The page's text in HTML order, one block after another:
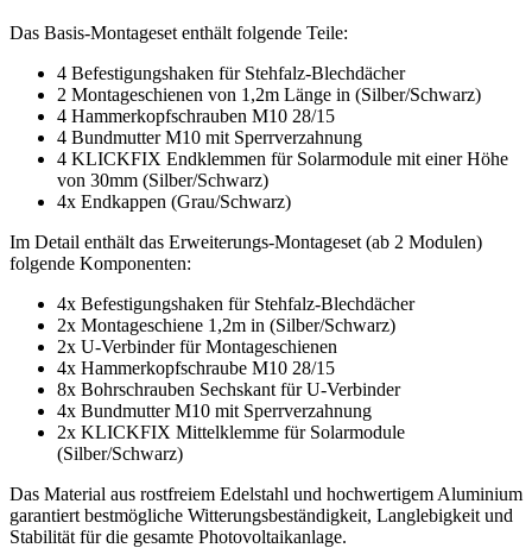
Das Basis-Montageset enthält folgende Teile:
4 Befestigungshaken für Stehfalz-Blechdächer
2 Montageschienen von 1,2m Länge in (Silber/Schwarz)
4 Hammerkopfschrauben M10 28/15
4 Bundmutter M10 mit Sperrverzahnung
4 KLICKFIX Endklemmen für Solarmodule mit einer Höhe
von 30mm (Silber/Schwarz)
4x Endkappen (Grau/Schwarz)
Im Detail enthält das Erweiterungs-Montageset (ab 2 Modulen)
folgende Komponenten:
4x Befestigungshaken für Stehfalz-Blechdächer
2x Montageschiene 1,2m in (Silber/Schwarz)
2x U-Verbinder für Montageschienen
4x Hammerkopfschraube M10 28/15
8x Bohrschrauben Sechskant für U-Verbinder
4x Bundmutter M10 mit Sperrverzahnung
2x KLICKFIX Mittelklemme für Solarmodule
(Silber/Schwarz)
Das Material aus rostfreiem Edelstahl und hochwertigem Aluminium
garantiert bestmögliche Witterungsbeständigkeit, Langlebigkeit und
Stabilität für die gesamte Photovoltaikanlage.